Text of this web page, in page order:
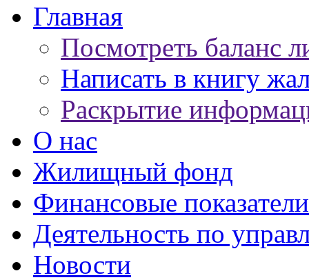
Главная
Посмотреть баланс
Написать в книгу
Раскрытие
О нас
Жилищный фонд
Финансовые показатели
Деятельность по
Новости